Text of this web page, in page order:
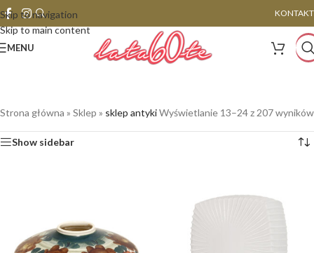
Skip to navigation
Skip to main content
KONTAKT
MENU
Strona główna » Sklep » sklep antykiWyświetlanie 13–24 z 207 wyników
Show sidebar